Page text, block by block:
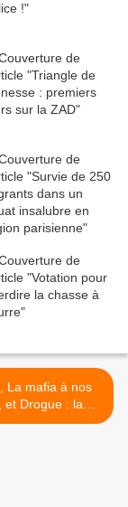
La mafia à nos
et Drogue : la
des cartels